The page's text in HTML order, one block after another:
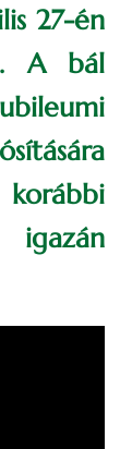
27-én
A bál
igazán